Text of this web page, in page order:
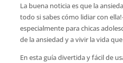
La buena noticia es que la
todo si sabes cómo lidiar con
especialmente para chicas
de la ansiedad y a vivir la vida
En esta guía divertida y fácil de